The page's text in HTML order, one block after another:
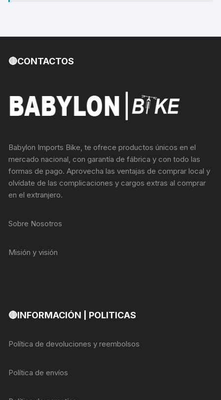
🔴CONTACTOS
Babylon Imports Bike, te ofrece productos únicos en el
mercado nacional, con garantía de fábrica y con todo las
formas de pago. Aprovecha las ventajas de comprar local y
olvídate de las complicaciones y cargos extras al comprar
en el extranjero.
Sobre Nosotros
Misión y visión
🔴INFORMACIÓN | POLITICAS
Política de devoluciones y reembolsos
Política de envíos